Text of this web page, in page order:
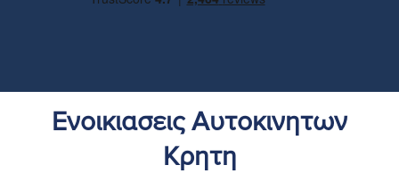
Ενοικιασεις Αυτοκινητων
Κρητη